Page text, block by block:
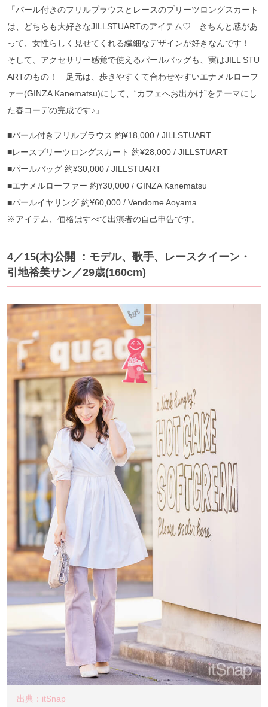
「パール付きのフリルブラウスとレースのプリーツロングスカート
は、どちらも大好きなJILLSTUARTのアイテム♡ きちんと感があ
って、女性らしく見せてくれる繊細なデザインが好きなんです！
そして、アクセサリー感覚で使えるパールバッグも、実はJILL STU
ARTのもの！ 足元は、歩きやすくて合わせやすいエナメルローフ
ァー(GINZA Kanematsu)にして、“カフェへお出かけ”をテーマにし
た春コーデの完成です♪」
■パール付きフリルブラウス 約¥18,000 / JILLSTUART
■レースプリーツロングスカート 約¥28,000 / JILLSTUART
■パールバッグ 約¥30,000 / JILLSTUART
■エナメルローファー 約¥30,000 / GINZA Kanematsu
■パールイヤリング 約¥60,000 / Vendome Aoyama
※アイテム、価格はすべて出演者の自己申告です。
4／15(木)公開 ：モデル、歌手、レースクイーン・
引地裕美サン／29歳(160cm)
出典：itSnap